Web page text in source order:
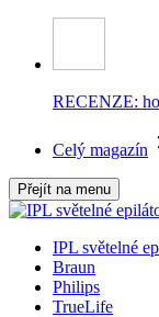
RECENZE:
Celý magazín
Přejít na menu
IPL světelné
Braun
Philips
TrueLife